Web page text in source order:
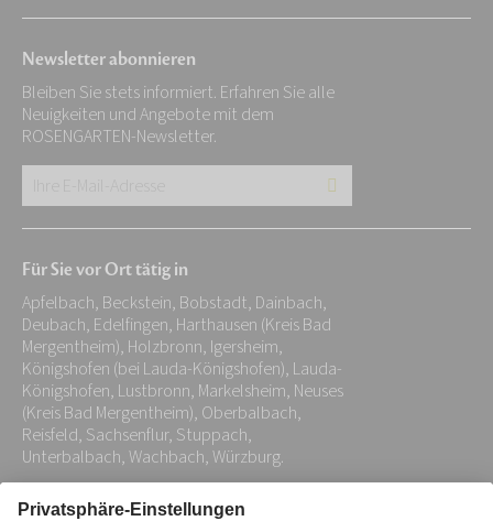
Newsletter abonnieren
Bleiben Sie stets informiert. Erfahren Sie alle
Neuigkeiten und Angebote mit dem
ROSENGARTEN-Newsletter.
E-
Adresse:
*
Für Sie vor Ort tätig in
Apfelbach, Beckstein, Bobstadt, Dainbach,
Deubach, Edelfingen, Harthausen (Kreis Bad
Mergentheim), Holzbronn, Igersheim,
Königshofen (bei Lauda-Königshofen), Lauda-
Königshofen, Lustbronn, Markelsheim, Neuses
(Kreis Bad Mergentheim), Oberbalbach,
Reisfeld, Sachsenflur, Stuppach,
Unterbalbach, Wachbach, Würzburg.